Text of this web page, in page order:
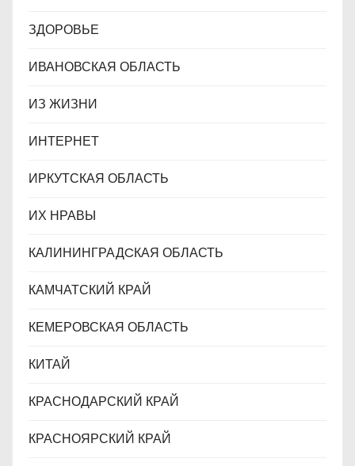
ЗДОРОВЬЕ
ИВАНОВСКАЯ ОБЛАСТЬ
ИЗ ЖИЗНИ
ИНТЕРНЕТ
ИРКУТСКАЯ ОБЛАСТЬ
ИХ НРАВЫ
КАЛИНИНГРАДCКАЯ ОБЛАСТЬ
КАМЧАТСКИЙ КРАЙ
КЕМЕРОВСКАЯ ОБЛАСТЬ
КИТАЙ
КРАСНОДАРСКИЙ КРАЙ
КРАСНОЯРСКИЙ КРАЙ